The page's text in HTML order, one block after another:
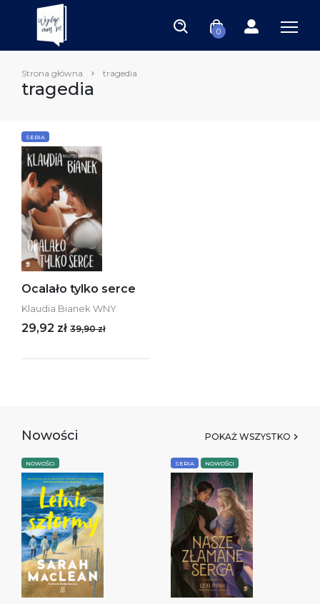
0
Strona główna tragedia
tragedia
SERIA
Ocalało tylko serce
Klaudia Bianek WNY
29,92 zł 39,90 zł
Nowości POKAŻ WSZYSTKO
NOWOŚCI SERIA NOWOŚCI